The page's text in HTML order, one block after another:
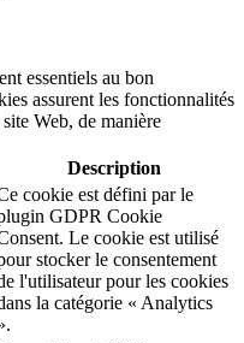
essentiels au bon
assurent les fonctionnalités
Web, de manière
Description
cookie est défini par le
GDPR Cookie
Le cookie est utilisé
stocker le consentement
l'utilisateur pour les cookies
la catégorie « Analytics